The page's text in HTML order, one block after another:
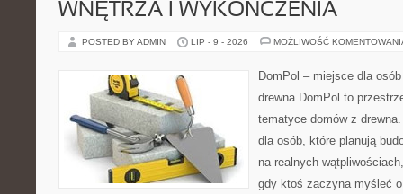
WNĘTRZA I WYKOŃCZENIA
POSTED BY ADMIN LIP - 9 - 2026 MOŻLIWOŚĆ
DomPol – miejsce dla
drewna DomPol to
tematyce domów z
dla osób, które planują
na realnych
gdy ktoś zaczyna myśleć o